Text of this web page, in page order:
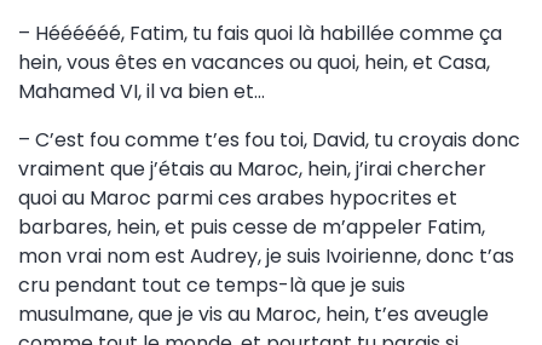
– Héééééé, Fatim, tu fais quoi là habillée comme ça
hein, vous êtes en vacances ou quoi, hein, et Casa,
Mahamed VI, il va bien et…
– C’est fou comme t’es fou toi, David, tu croyais donc
vraiment que j’étais au Maroc, hein, j’irai chercher
quoi au Maroc parmi ces arabes hypocrites et
barbares, hein, et puis cesse de m’appeler Fatim,
mon vrai nom est Audrey, je suis Ivoirienne, donc t’as
cru pendant tout ce temps-là que je suis
musulmane, que je vis au Maroc, hein, t’es aveugle